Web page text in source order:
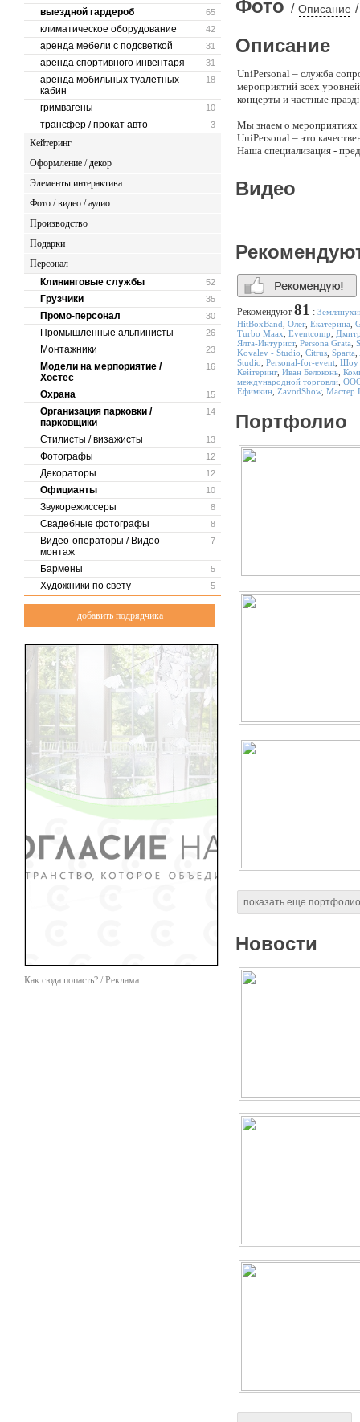
65
выездной гардероб
42
климатическое оборудование
31
аренда мебели с подсветкой
31
аренда спортивного инвентаря
18
аренда мобильных туалетных
кабин
10
гримвагены
3
трансфер / прокат авто
Кейтеринг
Оформление / декор
Элементы интерактива
Фото / видео / аудио
Производство
Подарки
Персонал
52
Клининговые службы
35
Грузчики
30
Промо-персонал
26
Промышленные альпинисты
23
Монтажники
16
Модели на мерпориятие /
Хостес
15
Охрана
14
Организация парковки /
парковщики
13
Стилисты / визажисты
12
Фотографы
12
Декораторы
10
Официанты
8
Звукорежиссеры
8
Свадебные фотографы
7
Видео-операторы / Видео-
монтаж
5
Бармены
5
Художники по свету
добавить подрядчика
Как сюда попасть? / Реклама
Фото / Описание /
Описание
UniPersonal – служба
мероприятий всех
концерты и частные
Мы знаем о мероприятиях
UniPersonal – это
Наша специализация -
Обращаясь в UniPersonal,
мероприятие прошло
Видео
Рекомендуют 81 :
HitBoxBand Олег, Екатерина
Turbo Maax Eventcomp
Ялта-Интурист, Persona Grata
Kovalev - Studio Citrus Sparta
Studio Personal-for-event Шоу
Кейтеринг, Иван Белоконь
международной торговли ООО
Ефимкин ZavodShow, Мастер
Портфолио
показать еще портфолио
Новости